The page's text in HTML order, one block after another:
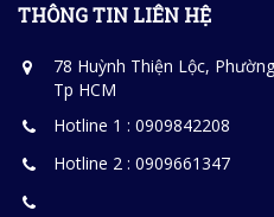
THÔNG TIN LIÊN HỆ
78 Huỳnh Thiện Lộc,
Tp HCM
Hotline 1 : 0909842208
Hotline 2 : 0909661347